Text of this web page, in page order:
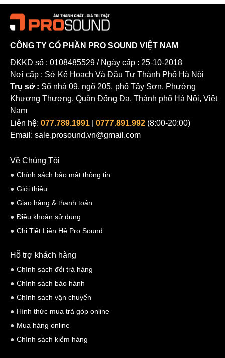
CÔNG TY CỔ PHẦN PRO SOUND VIỆT NAM
ĐKKD số : 0108485529 / Ngày cấp : 25-10-2018
Nơi cấp : Sở Kế Hoạch Và Đầu Tư Thành Phố Hà Nội
Trụ sở : Số nhà 09, ngõ 205, phố Tây Sơn, Phường
Khương Thượng, Quận Đống Đa, Thành phố Hà Nội, Việt
Nam
Liên hệ: 077.789.1991 0777.891.992 (8:00-20:00)
Email: sale.prosound.vn@gmail.com
Về Chúng Tôi
Chính sách bảo mật thông tin
Giới thiệu
Giao hàng & thanh toán
Điều khoản sử dụng
Chi Tiết Liên Hệ Pro Sound
Hỗ trợ khách hàng
Chính sách đổi trả hàng
Chính sách bảo hành
Chính sách vận chuyển
Hình thức mua trả góp online
Mua hàng online
Chính sách kiểm hàng